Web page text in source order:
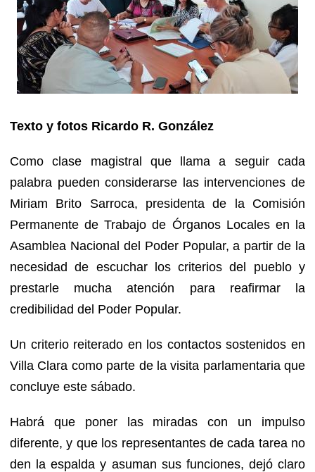
Texto y fotos Ricardo R. González
Como clase magistral que llama a seguir cada
palabra pueden considerarse las intervenciones de
Miriam Brito Sarroca, presidenta de la Comisión
Permanente de Trabajo de Órganos Locales en la
Asamblea Nacional del Poder Popular, a partir de la
necesidad de escuchar los criterios del pueblo y
prestarle mucha atención para reafirmar la
credibilidad del Poder Popular.
Un criterio reiterado en los contactos sostenidos en
Villa Clara como parte de la visita parlamentaria que
concluye este sábado.
Habrá que poner las miradas con un impulso
diferente, y que los representantes de cada tarea no
den la espalda y asuman sus funciones, dejó claro